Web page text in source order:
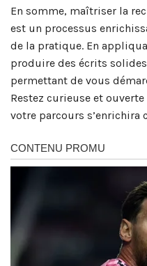
En somme, maîtriser la
est un processus
de la pratique. En
produire des écrits
permettant de vous
Restez curieuse et
votre parcours s’enrichira